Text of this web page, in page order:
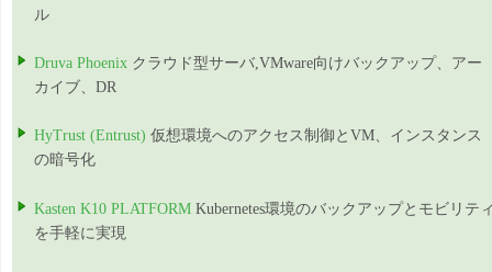
ル
Druva Phoenix クラウド型サーバ,VMware向けバックアップ、アー
カイブ、DR
HyTrust (Entrust) 仮想環境へのアクセス制御とVM、インスタンス
の暗号化
Kasten K10 PLATFORM Kubernetes環境のバックアップとモビリテ
を手軽に実現